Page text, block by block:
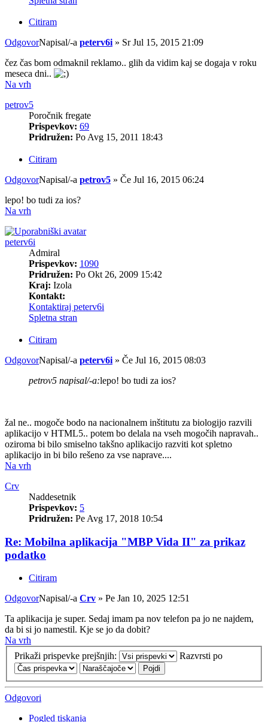
Citiram
OdgovorNapisal/-a peterv6i» Sr Jul 15, 2015 21:09
čez čas bom odmaknil reklamo.. glih da vidim kaj se dogaja v roku
meseca dni..
Na vrh
petrov5
Poročnik fregate
Prispevkov: 69
Pridružen: Po Avg 15, 2011 18:43
Citiram
OdgovorNapisal/-a petrov5 » Če Jul 16, 2015 06:24
lepo! bo tudi za ios?
Na vrh
peterv6i
Admiral
Prispevkov: 1090
Pridružen: Po Okt 26, 2009 15:42
Kraj: Izola
Kontakt:
Kontaktiraj peterv6i
Spletna stran
Citiram
OdgovorNapisal/-a peterv6i » Če Jul 16, 2015 08:03
petrov5 napisal/-a:lepo! bo tudi za ios?
žal ne.. mogoče bodo na nacionalnem inštitutu za biologijo razvili
aplikacijo v HTML5.. potem bo delala na vseh mogočih napravah..
oziroma bi bilo smiselno takšno aplikacijo razviti kot spletno
aplikacijo in bi bilo rešeno za vse naprave....
Na vrh
Crv
Naddesetnik
Prispevkov: 5
Pridružen: Pe Avg 17, 2018 10:54
Re: Mobilna aplikacija "MBP Vida II" za prikaz
podatko
Citiram
OdgovorNapisal/-a Crv » Pe Jan 10, 2025 12:51
Ta aplikacija je super. Sedaj imam pa nov telefon pa jo ne najdem,
da bi si jo namestil. Kje se jo da dobit?
Na vrh
Prikaži prispevke prejšnjih:
Razvrsti po
Odgovori
Pogled tiskanja